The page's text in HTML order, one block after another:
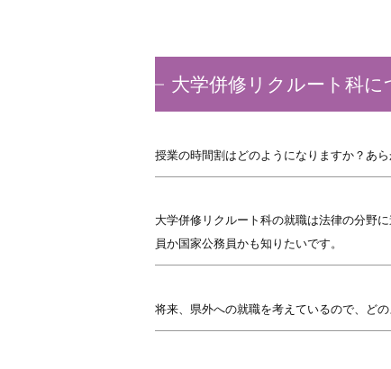
大学併修リクルート科に
授業の時間割はどのようになりますか？あ
大学併修リクルート科の就職は法律の分野
員か国家公務員かも知りたいです。
将来、県外への就職を考えているので、ど